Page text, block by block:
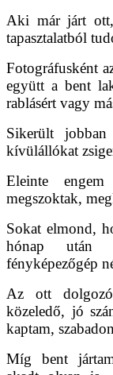
Aki már járt
tapasztalatból
Fotográfusként
együtt a bent
rablásért vagy
Sikerült
kívülállókat
Eleinte
megszoktak,
Sokat elmond,
hónap után
fényképezőgép
Az ott dolgozó
közeledő, jó
kaptam,
Míg bent